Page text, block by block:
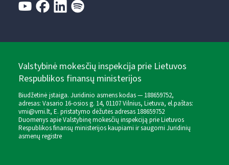
Valstybinė mokesčių inspekcija prie Lietuvos
Respublikos finansų ministerijos
Biudžetinė įstaiga. Juridinio asmens kodas — 188659752,
adresas: Vasario 16-osios g. 14, 01107 Vilnius, Lietuva, el.paštas:
vmi@vmi.lt, E. pristatymo dėžutės adresas 188659752
Duomenys apie Valstybinę mokesčių inspekciją prie Lietuvos
Respublikos finansų ministerijos kaupiami ir saugomi Juridinių
asmenų registre